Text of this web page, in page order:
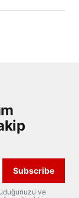
Subscribe
ve